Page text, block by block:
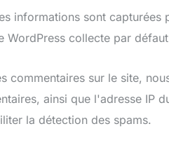
informations sont capturées
WordPress collecte par
commentaires sur le site,
ainsi que l'adresse IP
la détection des spams.